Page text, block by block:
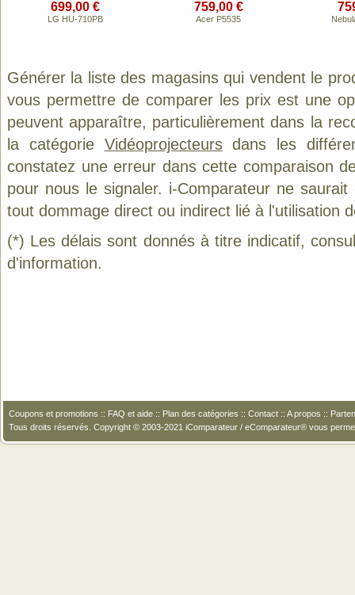
699,00 €
LG HU-710PB
759,00 €
Acer P5535
Générer la liste des magasins qui vendent le
vous permettre de comparer les prix est une
peuvent apparaître, particulièrement dans la
la catégorie Vidéoprojecteursdans les
constatez une erreur dans cette comparaison
pour nous le signaler. i-Comparateur ne
tout dommage direct ou indirect lié à l'utilisation
(*) Les délais sont donnés à titre indicatif,
d'information.
Coupons et promotions :: FAQ et aide :: Plan des catégories :: Contact :: A propos ::
Tous droits réservés. Copyright © 2003-2021 iComparateur / eComparateur® vous